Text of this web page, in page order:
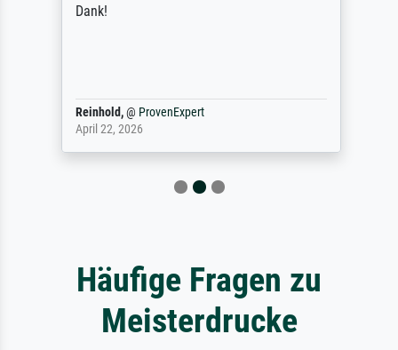
Dank!
Reinhold,@ ProvenExpert
April 22, 2026
Häufige Fragen zu
Meisterdrucke